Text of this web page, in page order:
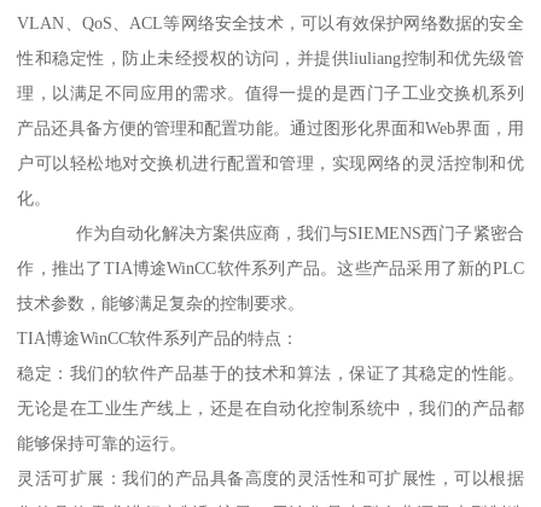
VLAN、QoS、ACL等网络安全技术，可以有效保护网络数据的安全
性和稳定性，防止未经授权的访问，并提供liuliang控制和优先级管
理，以满足不同应用的需求。值得一提的是西门子工业交换机系列
产品还具备方便的管理和配置功能。通过图形化界面和Web界面，用
户可以轻松地对交换机进行配置和管理，实现网络的灵活控制和优
化。
作为自动化解决方案供应商，我们与SIEMENS西门子紧密合
作，推出了TIA博途WinCC软件系列产品。这些产品采用了新的PLC
技术参数，能够满足复杂的控制要求。
TIA博途WinCC软件系列产品的特点：
稳定：我们的软件产品基于的技术和算法，保证了其稳定的性能。
无论是在工业生产线上，还是在自动化控制系统中，我们的产品都
能够保持可靠的运行。
灵活可扩展：我们的产品具备高度的灵活性和可扩展性，可以根据